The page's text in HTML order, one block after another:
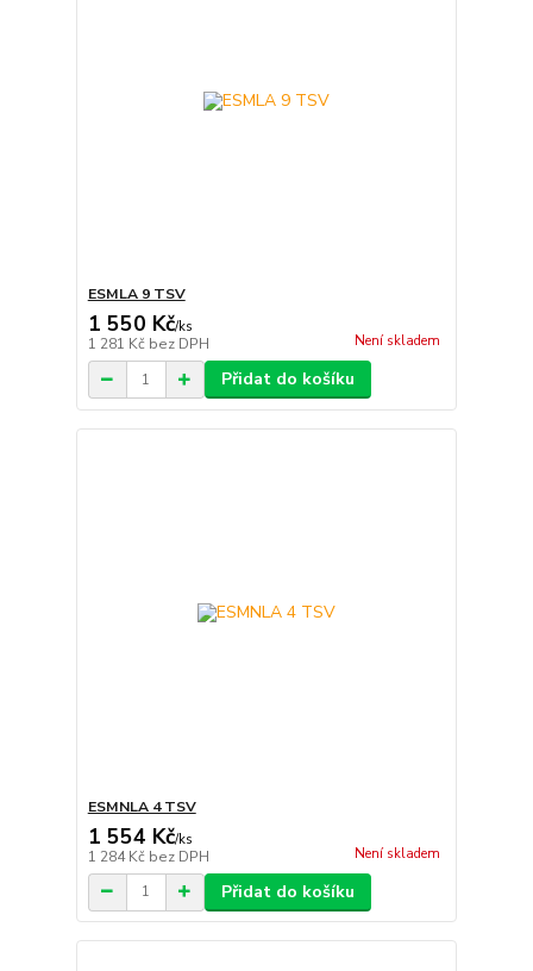
ESMLA 9 TSV
1 550 Kč/ks
1 281 Kč bez DPH Není skladem
Přidat do košíku
ESMNLA 4 TSV
1 554 Kč/ks
1 284 Kč bez DPH Není skladem
Přidat do košíku